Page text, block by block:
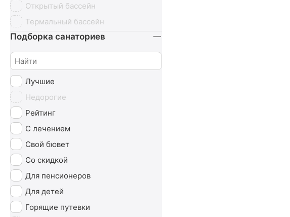
Открытый бассейн
Термальный бассейн
Подборка санаториев
Лучшие
Недорогие
Рейтинг
С лечением
Свой бювет
Со скидкой
Для пенсионеров
Для детей
Горящие путевки